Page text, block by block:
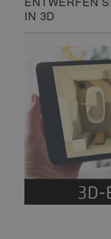
IN 3D